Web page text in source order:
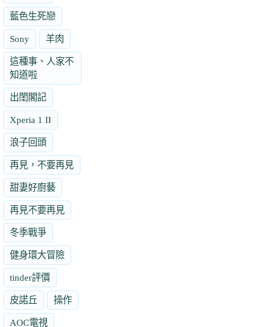
藍色生死戀
Sony 羊肉
這種事、人家不
知道啦
出閨閣記
Xperia 1 II
浪子回頭
再見，不要再見
甜妻好廚藝
再見不要再見
冬季戰爭
健身環大冒險
tinder評價
皮諾丘 操作
AOC電視